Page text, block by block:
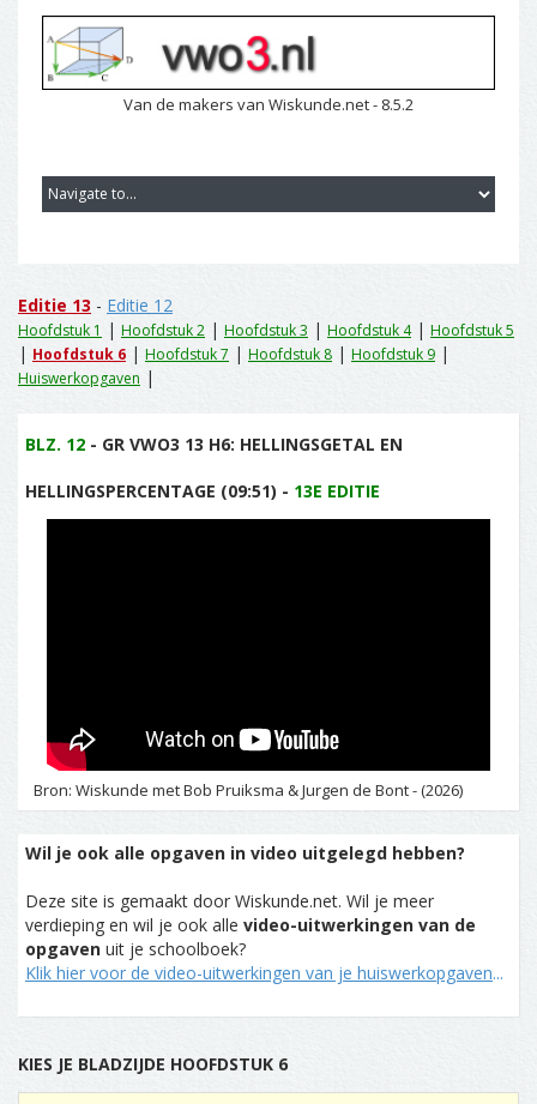
Van de makers van Wiskunde.net - 8.5.2
Editie 13 - Editie 12
Hoofdstuk 1 | Hoofdstuk 2 | Hoofdstuk 3 | Hoofdstuk 4| Hoofdstuk 5
| Hoofdstuk 6 | Hoofdstuk 7 | Hoofdstuk 8 | Hoofdstuk 9 |
Huiswerkopgaven |
BLZ. 12 - GR VWO3 13 H6: HELLINGSGETAL EN
HELLINGSPERCENTAGE (09:51) - 13E EDITIE
Bron: Wiskunde met Bob Pruiksma & Jurgen de Bont - (2026)
Wil je ook alle opgaven in video uitgelegd hebben?
Deze site is gemaakt door Wiskunde.net. Wil je meer
verdieping en wil je ook alle video-uitwerkingen van de
opgaven uit je schoolboek?
Klik hier voor de video-uitwerkingen van je huiswerkopgaven...
KIES JE BLADZIJDE HOOFDSTUK 6